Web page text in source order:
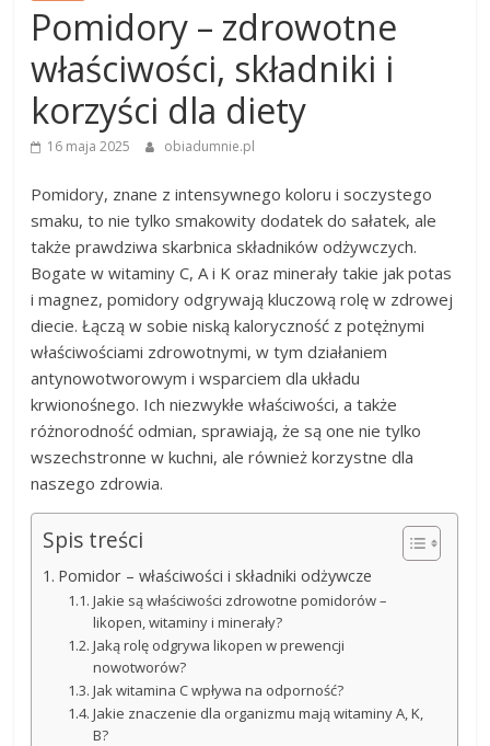
Pomidory – zdrowotne
właściwości, składniki i
korzyści dla diety
16 maja 2025 obiadumnie.pl
Pomidory, znane z intensywnego koloru i soczystego
smaku, to nie tylko smakowity dodatek do sałatek, ale
także prawdziwa skarbnica składników odżywczych.
Bogate w witaminy C, A i K oraz minerały takie jak potas
i magnez, pomidory odgrywają kluczową rolę w zdrowej
diecie. Łączą w sobie niską kaloryczność z potężnymi
właściwościami zdrowotnymi, w tym działaniem
antynowotworowym i wsparciem dla układu
krwionośnego. Ich niezwykłe właściwości, a także
różnorodność odmian, sprawiają, że są one nie tylko
wszechstronne w kuchni, ale również korzystne dla
naszego zdrowia.
Spis treści
Pomidor – właściwości i składniki odżywcze
Jakie są właściwości zdrowotne pomidorów –
likopen, witaminy i minerały?
Jaką rolę odgrywa likopen w prewencji
nowotworów?
Jak witamina C wpływa na odporność?
Jakie znaczenie dla organizmu mają witaminy A, K,
B?